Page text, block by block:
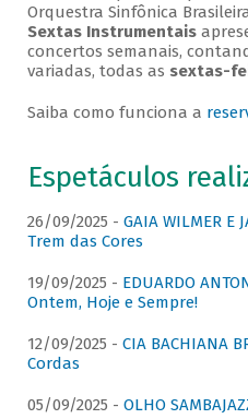
Orquestra Sinfônica
Sextas Instrumentais
concertos semanais,
variadas, todas as sextas-
Saiba como funciona a
Espetáculos
26/09/2025 - GAIA WILMER E
Trem das Cores
19/09/2025 - EDUARDO
Ontem, Hoje e Sempre!
12/09/2025 - CIA BACHIANA
Cordas
05/09/2025 - OLHO